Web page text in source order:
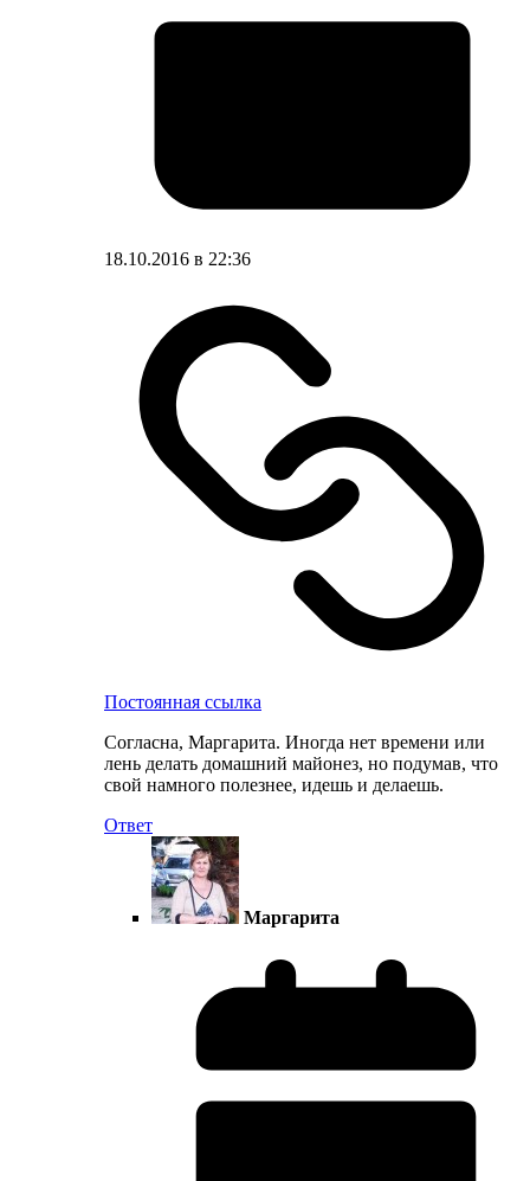
18.10.2016 в 22:36
Постоянная ссылка
Согласна, Маргарита. Иногда нет времени или
лень делать домашний майонез, но подумав, что
свой намного полезнее, идешь и делаешь.
Ответ
Маргарита